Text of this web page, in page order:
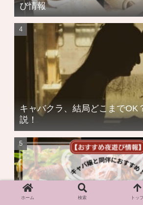
び情報
キャバクラ、結局どこまでOK
説！
ホーム 検索 トッ